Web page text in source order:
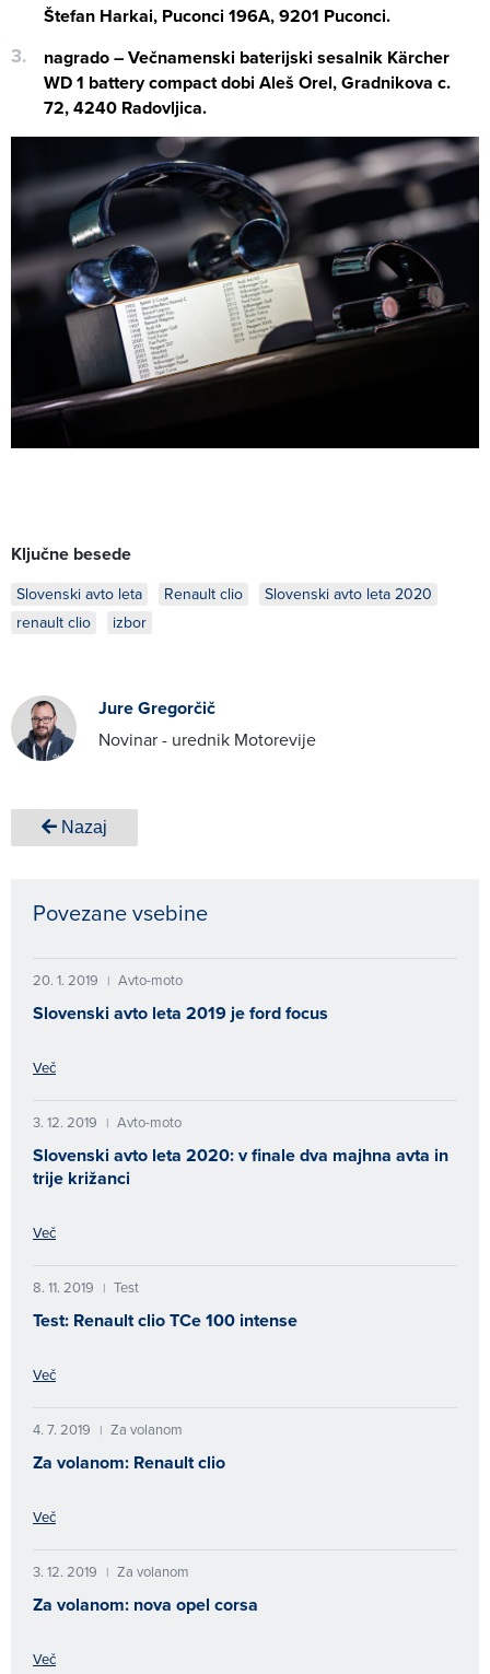
Štefan Harkai, Puconci 196A, 9201 Puconci.
nagrado – Večnamenski baterijski sesalnik Kärcher
WD 1 battery compact dobi Aleš Orel, Gradnikova c.
72, 4240 Radovljica.
Ključne besede
Slovenski avto leta Renault clio
Slovenski avto leta 2020
renault clio
izbor
Jure Gregorčič
Novinar - urednik Motorevije
Nazaj
Povezane vsebine
20. 1. 2019 | Avto-moto
Slovenski avto leta 2019 je ford focus
Več
3. 12. 2019 | Avto-moto
Slovenski avto leta 2020: v finale dva majhna avta in
trije križanci
Več
8. 11. 2019 | Test
Test: Renault clio TCe 100 intense
Več
4. 7. 2019 | Za volanom
Za volanom: Renault clio
Več
3. 12. 2019 | Za volanom
Za volanom: nova opel corsa
Več